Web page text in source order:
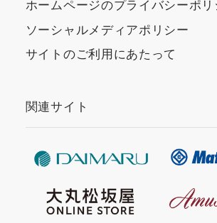
ホームページのプライバシーポリ
ソーシャルメディアポリシー
サイトのご利用にあたって
関連サイト